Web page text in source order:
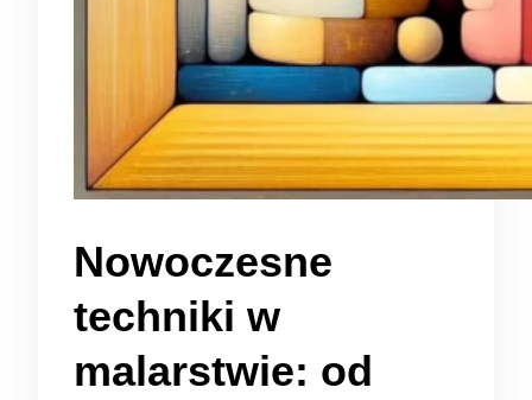
Nowoczesne
techniki w
malarstwie: od